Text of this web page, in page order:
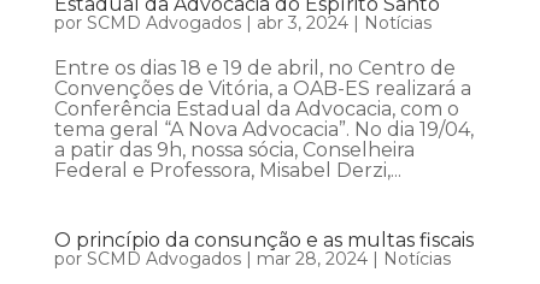
Estadual da Advocacia do Espírito Santo
por SCMD Advogados| abr 3, 2024| Notícias
Entre os dias 18 e 19 de abril, no Centro de
Convenções de Vitória, a OAB-ES realizará a
Conferência Estadual da Advocacia, com o
tema geral “A Nova Advocacia”. No dia 19/04,
a patir das 9h, nossa sócia, Conselheira
Federal e Professora, Misabel Derzi,...
O princípio da consunção e as multas fiscais
por SCMD Advogados| mar 28, 2024| Notícias